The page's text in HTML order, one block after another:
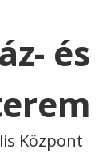
és
Központ